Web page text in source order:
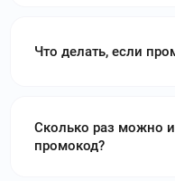
Что делать, если
Сколько раз можно
промокод?